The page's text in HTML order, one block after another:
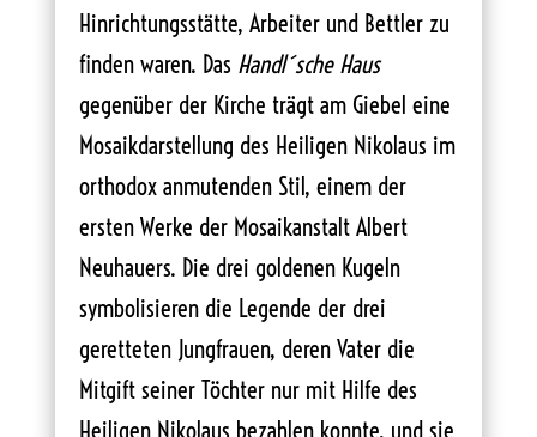
Hinrichtungsstätte, Arbeiter und Bettler zu
finden waren. Das Handl´sche Haus
gegenüber der Kirche trägt am Giebel eine
Mosaikdarstellung des Heiligen Nikolaus im
orthodox anmutenden Stil, einem der
ersten Werke der Mosaikanstalt Albert
Neuhauers. Die drei goldenen Kugeln
symbolisieren die Legende der drei
geretteten Jungfrauen, deren Vater die
Mitgift seiner Töchter nur mit Hilfe des
Heiligen Nikolaus bezahlen konnte, und sie